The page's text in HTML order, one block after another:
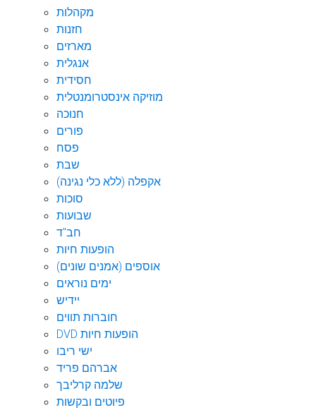
מקהלות
חזנות
מארזים
אנגלית
חסידית
מוזיקה אינסטרומנטלית
חנוכה
פורים
פסח
שבת
אקפלה (ללא כלי נגינה)
סוכות
שבועות
חב"ד
הופעות חיות
אוספים (אמנים שונים)
ימים נוראים
יידיש
חוברות תווים
DVD הופעות חיות
ישי ריבו
אברהם פריד
שלמה קרליבך
פיוטים ובקשות